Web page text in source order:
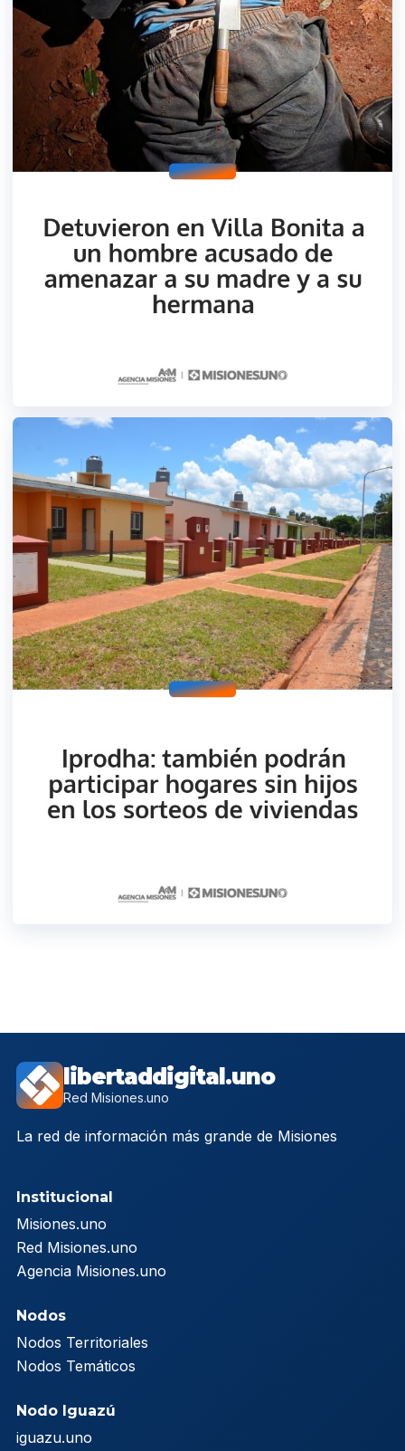
libertaddigital.uno
Red Misiones.uno
La red de información más grande de Misiones
Institucional
Misiones.uno
Red Misiones.uno
Agencia Misiones.uno
Nodos
Nodos Territoriales
Nodos Temáticos
Nodo Iguazú
iguazu.uno